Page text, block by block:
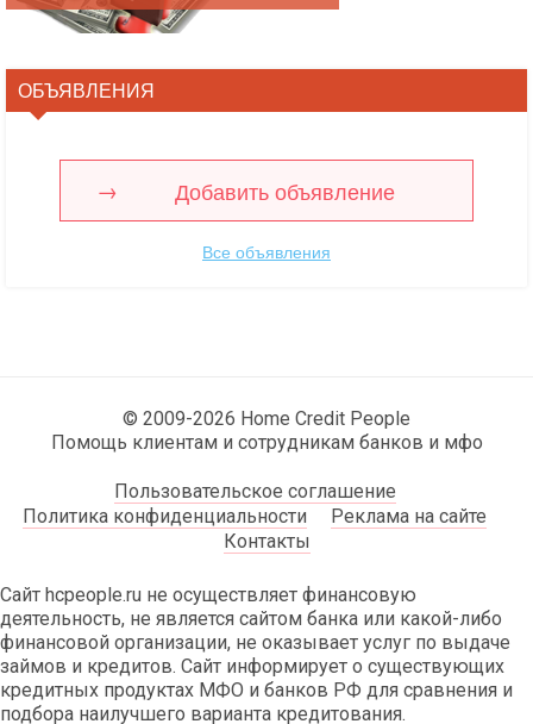
ОБЪЯВЛЕНИЯ
Добавить объявление
Все объявления
© 2009-2026 Home Credit People
Помощь клиентам и сотрудникам банков и мфо
Пользовательское соглашение
Политика конфиденциальности
Реклама на сайте
Контакты
Сайт hcpeople.ru не осуществляет финансовую
деятельность, не является сайтом банка или какой-либо
финансовой организации, не оказывает услуг по выдаче
займов и кредитов. Сайт информирует о существующих
кредитных продуктах МФО и банков РФ для сравнения и
подбора наилучшего варианта кредитования.